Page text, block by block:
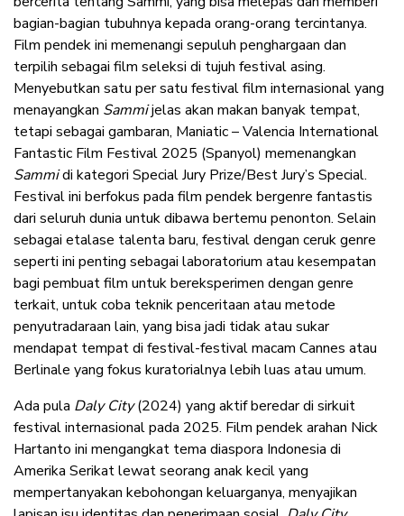
bagian-bagian tubuhnya kepada orang-orang tercintanya.
Film pendek ini memenangi sepuluh penghargaan dan
terpilih sebagai film seleksi di tujuh festival asing.
Menyebutkan satu per satu festival film internasional yang
menayangkan Sammijelas akan makan banyak tempat,
tetapi sebagai gambaran, Maniatic – Valencia International
Fantastic Film Festival 2025 (Spanyol) memenangkan
Sammidi kategori Special Jury Prize/Best Jury’s Special.
Festival ini berfokus pada film pendek bergenre fantastis
dari seluruh dunia untuk dibawa bertemu penonton. Selain
sebagai etalase talenta baru, festival dengan ceruk genre
seperti ini penting sebagai laboratorium atau kesempatan
bagi pembuat film untuk bereksperimen dengan genre
terkait, untuk coba teknik penceritaan atau metode
penyutradaraan lain, yang bisa jadi tidak atau sukar
mendapat tempat di festival-festival macam Cannes atau
Berlinale yang fokus kuratorialnya lebih luas atau umum.
Ada pula Daly City(2024) yang aktif beredar di sirkuit
festival internasional pada 2025. Film pendek arahan Nick
Hartanto ini mengangkat tema diaspora Indonesia di
Amerika Serikat lewat seorang anak kecil yang
mempertanyakan kebohongan keluarganya, menyajikan